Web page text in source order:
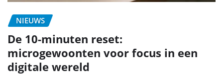
NIEUWS
De 10-minuten reset:
microgewoonten voor focus in een
digitale wereld